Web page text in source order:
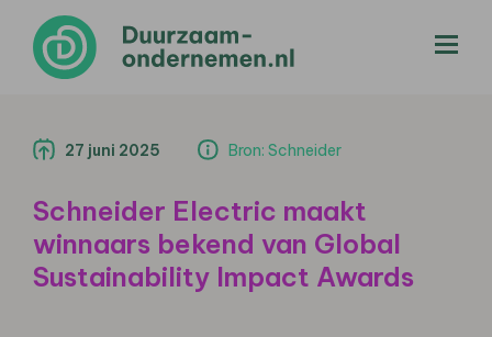
27 juni 2025 Bron: Schneider
Schneider Electric maakt
winnaars bekend van Global
Sustainability Impact Awards